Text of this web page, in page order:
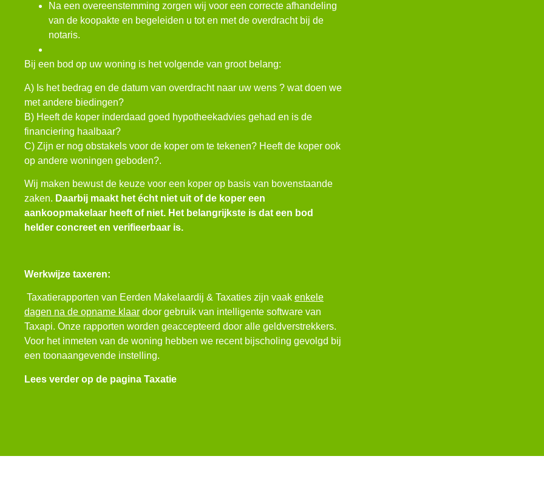
Na een overeenstemming zorgen wij voor een correcte afhandeling
van de koopakte en begeleiden u tot en met de overdracht bij de
notaris.
Bij een bod op uw woning is het volgende van groot belang:
A) Is het bedrag en de datum van overdracht naar uw wens ? wat doen we
met andere biedingen?
B) Heeft de koper inderdaad goed hypotheekadvies gehad en is de
financiering haalbaar?
C) Zijn er nog obstakels voor de koper om te tekenen? Heeft de koper ook
op andere woningen geboden?.
Wij maken bewust de keuze voor een koper op basis van bovenstaande
zaken. Daarbij maakt het écht niet uit of de koper een
aankoopmakelaar heeft of niet. Het belangrijkste is dat een bod
helder concreet en verifieerbaar is.
Werkwijze taxeren:
Taxatierapporten van Eerden Makelaardij & Taxaties zijn vaak enkele
dagen na de opname klaar door gebruik van intelligente software van
Taxapi. Onze rapporten worden geaccepteerd door alle geldverstrekkers.
Voor het inmeten van de woning hebben we recent bijscholing gevolgd bij
een toonaangevende instelling.
Lees verder op de pagina Taxatie